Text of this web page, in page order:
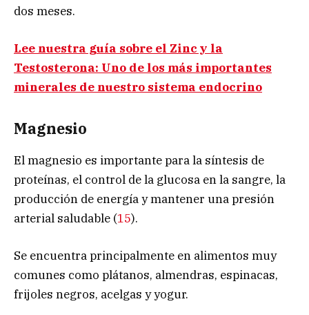
dos meses.
Lee nuestra guía sobre el Zinc y la
Testosterona: Uno de los más importantes
minerales de nuestro sistema endocrino
Magnesio
El magnesio es importante para la síntesis de
proteínas, el control de la glucosa en la sangre, la
producción de energía y mantener una presión
arterial saludable (15).
Se encuentra principalmente en alimentos muy
comunes como plátanos, almendras, espinacas,
frijoles negros, acelgas y yogur.